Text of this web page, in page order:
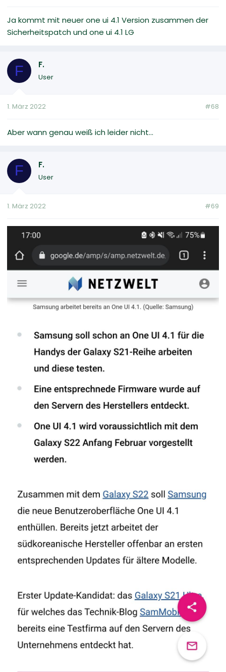
Ja kommt mit neuer one ui 4.1 Version zusammen der
Sicherheitspatch und one ui 4.1 LG
F F.
User
1. März 2022 #68
Aber wann genau weiß ich leider nicht...
F F.
User
1. März 2022 #69